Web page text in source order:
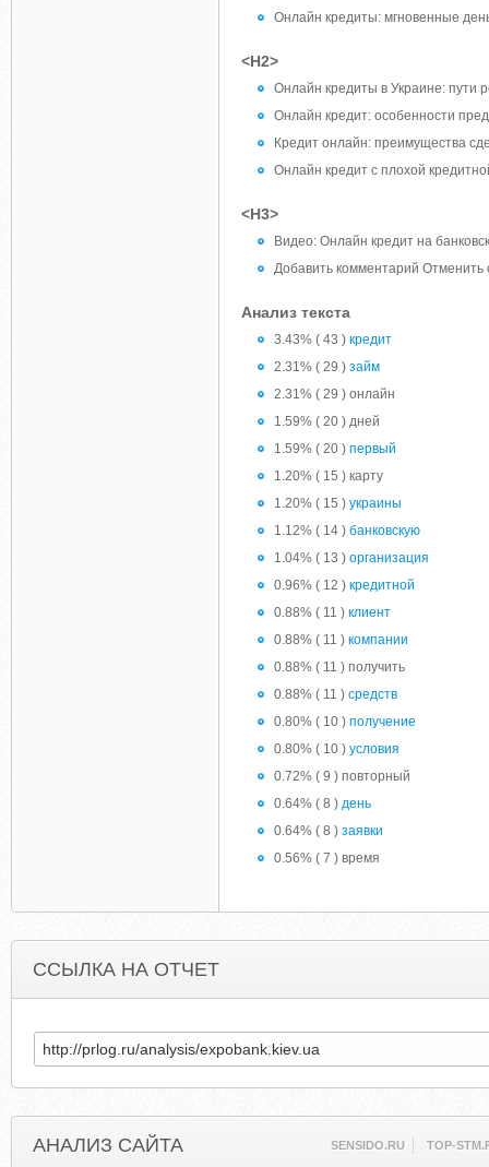
Онлайн кредиты: мгновенные
<H2>
Онлайн кредиты в Украине: пути
Онлайн кредит: особенности
Кредит онлайн: преимущества
Онлайн кредит с плохой
<H3>
Видео: Онлайн кредит на
Добавить комментарий Отменить
Анализ текста
3.43% ( 43 ) кредит
2.31% ( 29 ) займ
2.31% ( 29 ) онлайн
1.59% ( 20 ) дней
1.59% ( 20 ) первый
1.20% ( 15 ) карту
1.20% ( 15 ) украины
1.12% ( 14 ) банковскую
1.04% ( 13 ) организация
0.96% ( 12 ) кредитной
0.88% ( 11 ) клиент
0.88% ( 11 ) компании
0.88% ( 11 ) получить
0.88% ( 11 ) средств
0.80% ( 10 ) получение
0.80% ( 10 ) условия
0.72% ( 9 ) повторный
0.64% ( 8 ) день
0.64% ( 8 ) заявки
0.56% ( 7 ) время
ССЫЛКА НА ОТЧЕТ
АНАЛИЗ САЙТА SENSIDO.RU TOP-